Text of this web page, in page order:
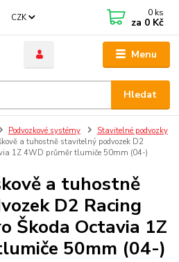
Menu
CZK
Hledat
0 ks
za 0 Kč
Podvozkové systémy
Stavitelné podvozky
a tuhostně stavitelný podvozek D2
1Z 4WD průměr tlumiče 50mm (04-)
a tuhostně
D2 Racing
Škoda Octavia 1Z
50mm (04-)